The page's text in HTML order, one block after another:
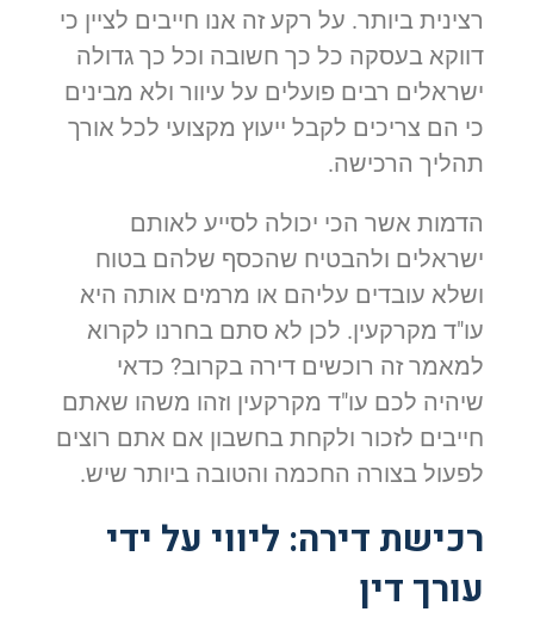
רצינית ביותר. על רקע זה אנו חייבים לציין כי
דווקא בעסקה כל כך חשובה וכל כך גדולה
ישראלים רבים פועלים על עיוור ולא מבינים
כי הם צריכים לקבל ייעוץ מקצועי לכל אורך
תהליך הרכישה.
הדמות אשר הכי יכולה לסייע לאותם
ישראלים ולהבטיח שהכסף שלהם בטוח
ושלא עובדים עליהם או מרמים אותה היא
עו"ד מקרקעין. לכן לא סתם בחרנו לקרוא
למאמר זה רוכשים דירה בקרוב? כדאי
שיהיה לכם עו"ד מקרקעין וזהו משהו שאתם
חייבים לזכור ולקחת בחשבון אם אתם רוצים
לפעול בצורה החכמה והטובה ביותר שיש.
רכישת דירה: ליווי על ידי
עורך דין